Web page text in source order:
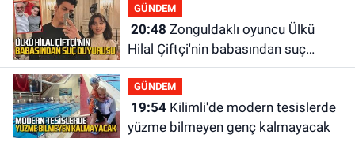
GÜNDEM
20:48
Hilal Çiftçi'nin babasından suç
duyurusu
GÜNDEM
19:54Kilimli'de modern tesislerde
yüzme bilmeyen genç kalmayacak